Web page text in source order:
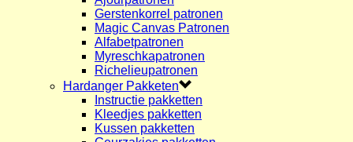
Gerstenkorrel patronen
Magic Canvas Patronen
Alfabetpatronen
Myreschkapatronen
Richelieupatronen
Hardanger Pakketen
Instructie pakketten
Kleedjes pakketten
Kussen pakketten